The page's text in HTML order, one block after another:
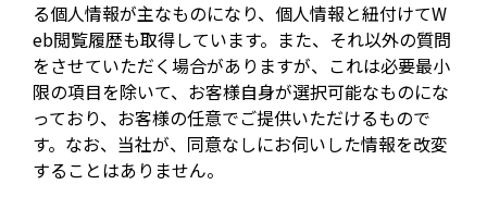
る個人情報が主なものになり、個人情報と紐付けてW
eb閲覧履歴も取得しています。また、それ以外の質問
をさせていただく場合がありますが、これは必要最小
限の項目を除いて、お客様自身が選択可能なものにな
っており、お客様の任意でご提供いただけるもので
す。なお、当社が、同意なしにお伺いした情報を改変
することはありません。